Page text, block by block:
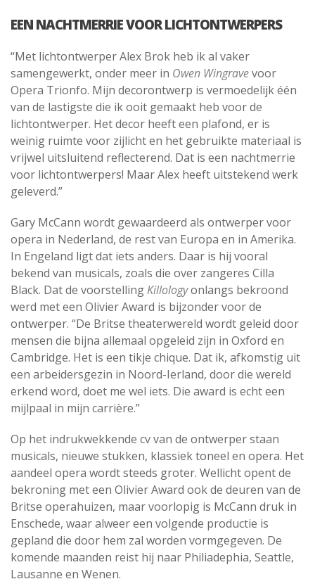
EEN NACHTMERRIE VOOR LICHTONTWERPERS
“Met lichtontwerper Alex Brok heb ik al vaker
samengewerkt, onder meer in Owen Wingravevoor
Opera Trionfo. Mijn decorontwerp is vermoedelijk één
van de lastigste die ik ooit gemaakt heb voor de
lichtontwerper. Het decor heeft een plafond, er is
weinig ruimte voor zijlicht en het gebruikte materiaal is
vrijwel uitsluitend reflecterend. Dat is een nachtmerrie
voor lichtontwerpers! Maar Alex heeft uitstekend werk
geleverd.”
Gary McCann wordt gewaardeerd als ontwerper voor
opera in Nederland, de rest van Europa en in Amerika.
In Engeland ligt dat iets anders. Daar is hij vooral
bekend van musicals, zoals die over zangeres Cilla
Black. Dat de voorstellingKillologyonlangs bekroond
werd met een Olivier Award is bijzonder voor de
ontwerper. “De Britse theaterwereld wordt geleid door
mensen die bijna allemaal opgeleid zijn in Oxford en
Cambridge. Het is een tikje chique. Dat ik, afkomstig uit
een arbeidersgezin in Noord-Ierland, door die wereld
erkend word, doet me wel iets. Die award is echt een
mijlpaal in mijn carrière.”
Op het indrukwekkende cv van de ontwerper staan
musicals, nieuwe stukken, klassiek toneel en opera. Het
aandeel opera wordt steeds groter. Wellicht opent de
bekroning met een Olivier Award ook de deuren van de
Britse operahuizen, maar voorlopig is McCann druk in
Enschede, waar alweer een volgende productie is
gepland die door hem zal worden vormgegeven. De
komende maanden reist hij naar Philiadephia, Seattle,
Lausanne en Wenen.